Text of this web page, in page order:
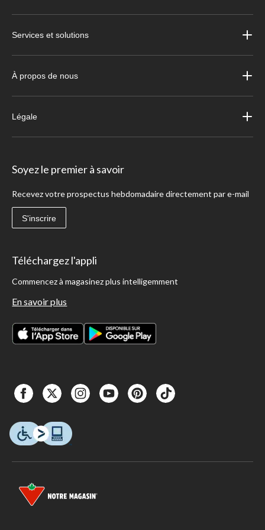
Services et solutions
À propos de nous
Légale
Soyez le premier à savoir
Recevez votre prospectus hebdomadaire directement par e-mail
S'inscrire
Téléchargez l'appli
Commencez à magasinez plus intelligemment
En savoir plus